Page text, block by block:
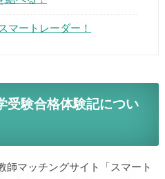
マートレーダー！
受験合格体験記につい
師マッチングサイト「スマート